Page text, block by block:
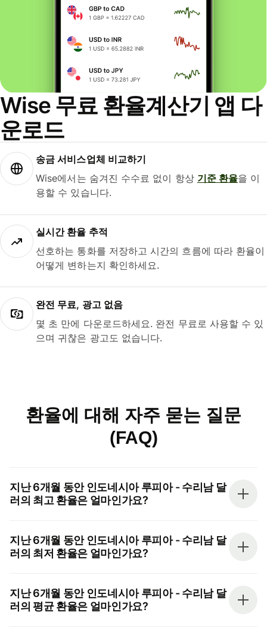
Wise 무료 환율계산기 앱 다
운로드
송금 서비스업체 비교하기
Wise에서는 숨겨진 수수료 없이 항상 기준 환율을 이
용할 수 있습니다.
실시간 환율 추적
선호하는 통화를 저장하고 시간의 흐름에 따라 환율이
어떻게 변하는지 확인하세요.
완전 무료, 광고 없음
몇 초 만에 다운로드하세요. 완전 무료로 사용할 수 있
으며 귀찮은 광고도 없습니다.
환율에 대해 자주 묻는 질문
(FAQ)
지난 6개월 동안 인도네시아 루피아 - 수리남 달
러의 최고 환율은 얼마인가요?
지난 6개월 동안 인도네시아 루피아 - 수리남 달
러의 최저 환율은 얼마인가요?
지난 6개월 동안 인도네시아 루피아 - 수리남 달
러의 평균 환율은 얼마인가요?